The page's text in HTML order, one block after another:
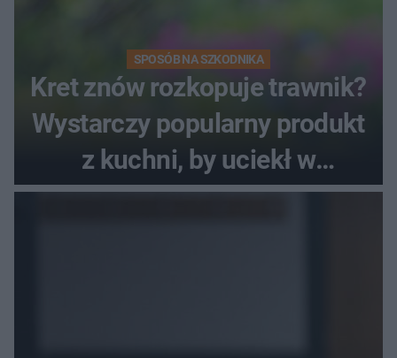
SPOSÓB NA SZKODNIKA
Kret znów rozkopuje trawnik?
Wystarczy popularny produkt
z kuchni, by uciekł w
popłochu